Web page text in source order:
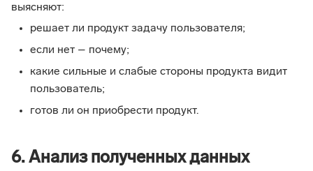
выясняют:
решает ли продукт задачу пользователя;
если нет – почему;
какие сильные и слабые стороны продукта видит
пользователь;
готов ли он приобрести продукт.
6. Анализ полученных данных